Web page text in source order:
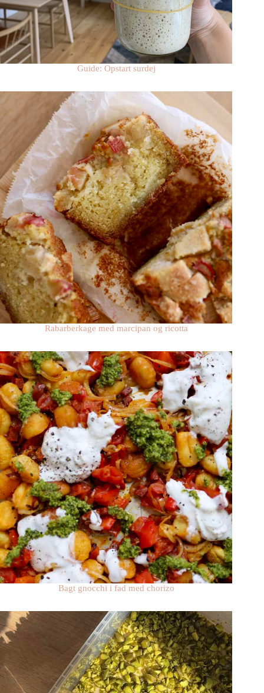
Guide: Opstart surdej
Rabarberkage med marcipan og ricotta
Bagt gnocchi i fad med chorizo